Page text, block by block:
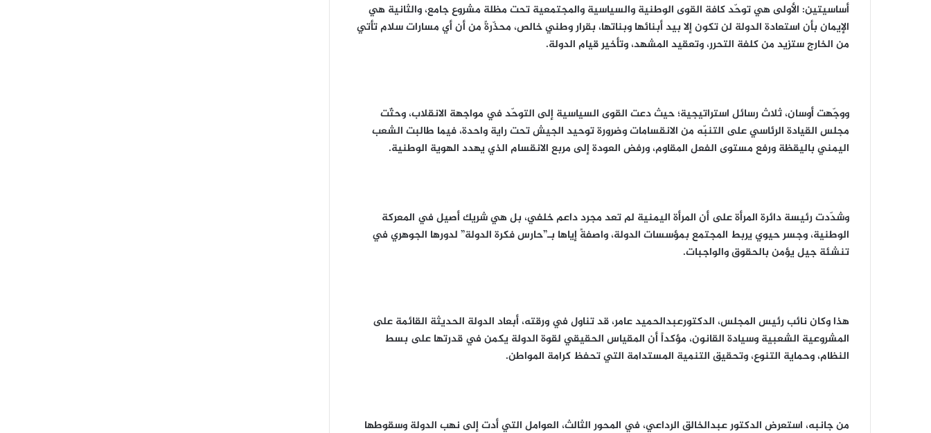
أساسيتين: الأولى هي توحّد كافة القوى الوطنية والسياسية والمجتمعية تحت مظلة مشروع جامع، والثانية هي
الإيمان بأن استعادة الدولة لن تكون إلا بيد أبنائها وبناتها، بقرار وطني خالص، محذّرةً من أن أي مسارات سلام تأتي
من الخارج ستزيد من كلفة التحرر، وتعقيد المشهد، وتأخير قيام الدولة.
ووجّهت أوسان، ثلاث رسائل استراتيجية؛ حيث دعت القوى السياسية إلى التوحّد في مواجهة الانقلاب، وحثّت
مجلس القيادة الرئاسي على التنبّه من الانقسامات وضرورة توحيد الجيش تحت راية واحدة، فيما طالبت الشعب
اليمني باليقظة ورفع مستوى الفعل المقاوم، ورفض العودة إلى مربع الانقسام الذي يهدد الهوية الوطنية.
وشدّدت رئيسة دائرة المرأة على أن المرأة اليمنية لم تعد مجرد داعم خلفي، بل هي شريك أصيل في المعركة
الوطنية، وجسر حيوي يربط المجتمع بمؤسسات الدولة، واصفةً إياها بـ”حارس فكرة الدولة” لدورها الجوهري في
تنشئة جيل يؤمن بالحقوق والواجبات.
هذا وكان نائب رئيس المجلس، الدكتورعبدالحميد عامر، قد تناول في ورقته، أبعاد الدولة الحديثة القائمة على
المشروعية الشعبية وسيادة القانون، مؤكداً أن المقياس الحقيقي لقوة الدولة يكمن في قدرتها على بسط
النظام، وحماية التنوع، وتحقيق التنمية المستدامة التي تحفظ كرامة المواطن.
من جانبه، استعرض الدكتور عبدالخالق الرداعي، في المحور الثالث، العوامل التي أدت إلى نهب الدولة وسقوطها